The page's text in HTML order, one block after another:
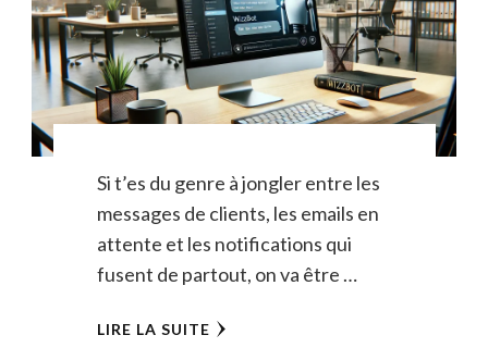
Si t’es du genre à jongler entre les
messages de clients, les emails en
attente et les notifications qui
fusent de partout, on va être …
LIRE LA SUITE